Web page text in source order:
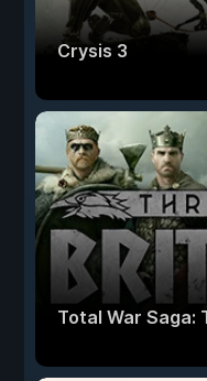
Crysis 3
Total War Saga: